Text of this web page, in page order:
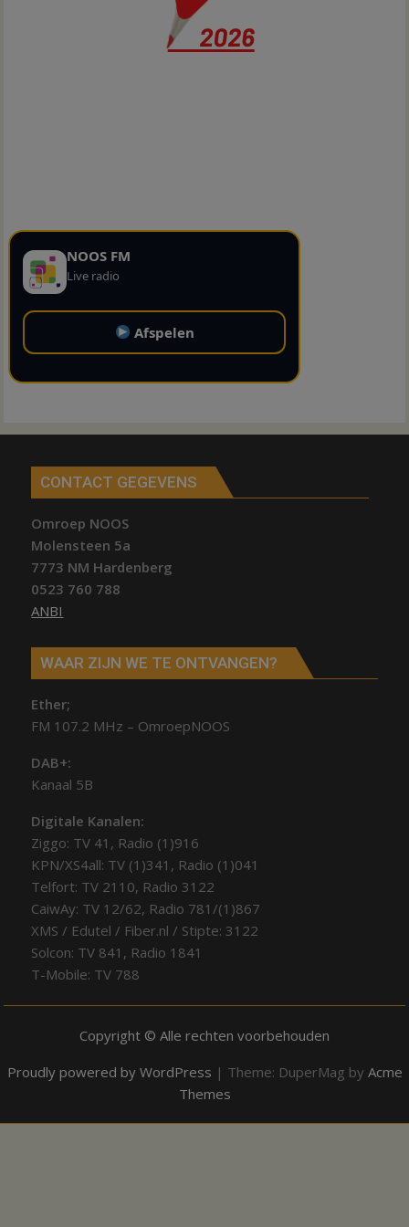
NOOS FM
Live radio
Afspelen
CONTACT GEGEVENS
Omroep NOOS
Molensteen 5a
7773 NM Hardenberg
0523 760 788
ANBI
WAAR ZIJN WE TE ONTVANGEN?
Ether;
FM 107.2 MHz – OmroepNOOS
DAB+:
Kanaal 5B
Digitale Kanalen:
Ziggo: TV 41, Radio (1)916
KPN/XS4all: TV (1)341, Radio (1)041
Telfort: TV 2110, Radio 3122
CaiwAy: TV 12/62, Radio 781/(1)867
XMS / Edutel / Fiber.nl / Stipte: 3122
Solcon: TV 841, Radio 1841
T-Mobile: TV 788
Copyright © Alle rechten voorbehouden
Proudly powered by WordPress | Theme: DuperMag by Acme
Themes